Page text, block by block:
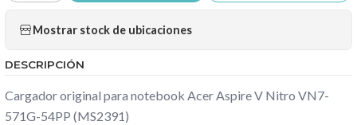
Mostrar stock de ubicaciones
DESCRIPCIÓN
Cargador original para notebook Acer Aspire V Nitro VN7-
571G-54PP (MS2391)